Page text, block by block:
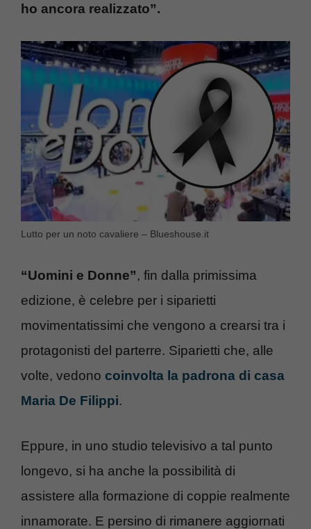
ho ancora realizzato”.
Lutto per un noto cavaliere – Blueshouse.it
“Uomini e Donne”, fin dalla primissima
edizione, è celebre per i siparietti
movimentatissimi che vengono a crearsi tra i
protagonisti del parterre. Siparietti che, alle
volte, vedono coinvolta la padrona di casa
Maria De Filippi.
Eppure, in uno studio televisivo a tal punto
longevo, si ha anche la possibilità di
assistere alla formazione di coppie realmente
innamorate. E persino di rimanere aggiornati